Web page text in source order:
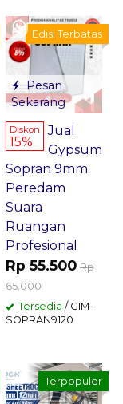
Pesan
Sekarang
Edisi Terbatas
Diskon
15%
Jual
Gypsum
Sopran 9mm
Peredam
Suara
Ruangan
Profesional
Rp 55.500 Rp
65.000
Tersedia / GIM-
SOPRAN9120
Terpopuler